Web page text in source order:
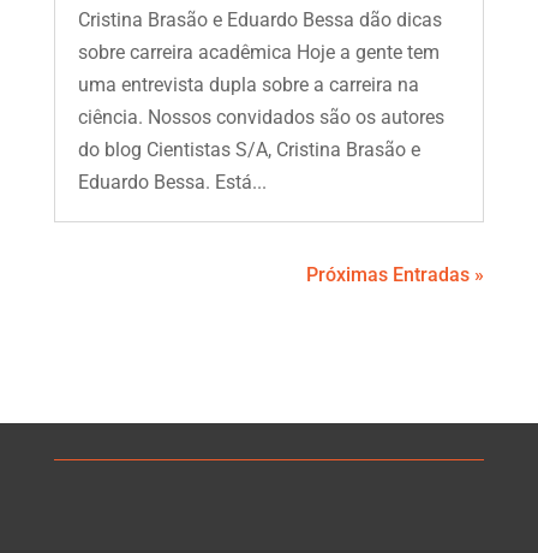
Cristina Brasão e Eduardo Bessa dão dicas
sobre carreira acadêmica Hoje a gente tem
uma entrevista dupla sobre a carreira na
ciência. Nossos convidados são os autores
do blog Cientistas S/A, Cristina Brasão e
Eduardo Bessa. Está...
Próximas Entradas »